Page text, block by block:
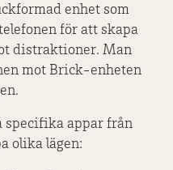
enhet som
för att skapa
distraktioner. Man
mot Brick-enheten
specifika appar från
olika lägen: